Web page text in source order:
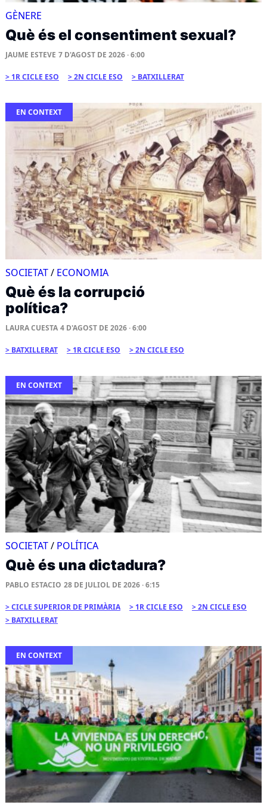
GÈNERE
Què és el consentiment sexual?
JAUME ESTEVE 7 D'AGOST DE 2026 · 6:00
1R CICLE ESO 2N CICLE ESO BATXILLERAT
EN CONTEXT
SOCIETAT/ ECONOMIA
Què és la corrupció
política?
LAURA CUESTA 4 D'AGOST DE 2026 · 6:00
BATXILLERAT 1R CICLE ESO 2N CICLE ESO
EN CONTEXT
SOCIETAT/ POLÍTICA
Què és una dictadura?
PABLO ESTACIO 28 DE JULIOL DE 2026 · 6:15
CICLE SUPERIOR DE PRIMÀRIA 1R CICLE ESO
2N CICLE ESO
BATXILLERAT
EN CONTEXT